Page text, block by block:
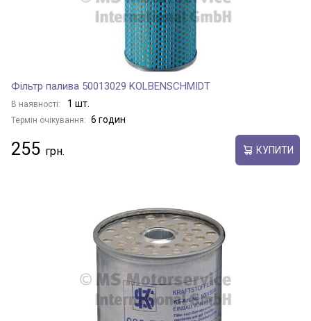
Фільтр палива 50013029 KOLBENSCHMIDT
В наявності: 1 шт.
Термін очікування: 6 годин
255 КУПИТИ